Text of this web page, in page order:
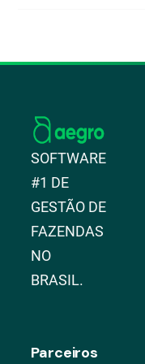
SOFTWARE
#1 DE
GESTÃO DE
FAZENDAS
NO
BRASIL.
Parceiros